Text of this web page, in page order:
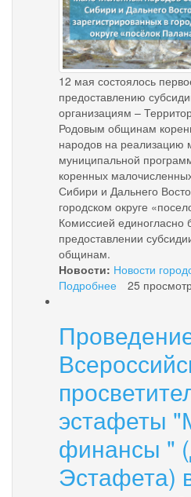
12 мая состоялось
предоставлению
организациям –
Родовым общинам
народов на реализацию
муниципальной
коренных
Сибири и Дальнего
городском округе
Комиссией
предоставлении
общинам.
Новости: Новости
Подробнее
коренных
народов
Сибири
и
Дальнего
Востока,
в
городском
25
эстафеты
финансы "
Эстафета)